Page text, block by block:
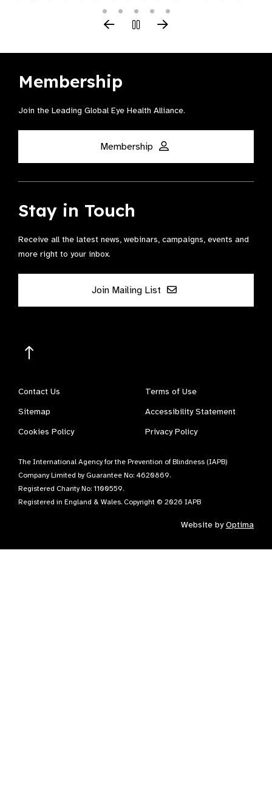
Membership
Join the Leading Global Eye Health Alliance​.
Membership
Stay in Touch
Receive all the latest news, webinars, campaigns, events and
more right to your inbox.
Join Mailing List
Contact Us
Terms of Use
Sitemap
Accessibility Statement
Cookies Policy
Privacy Policy
The International Agency for the Prevention of Blindness (IAPB)
Company Limited by Guarantee No: 4620869.
Registered Charity No: 1100559.
Registered in England & Wales. Copyright © 2026 IAPB
Website byOptima